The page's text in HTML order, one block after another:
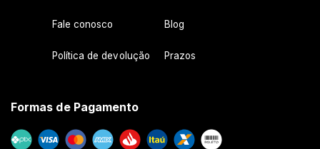
Fale conosco Blog
Política de devolução Prazos
Formas de Pagamento